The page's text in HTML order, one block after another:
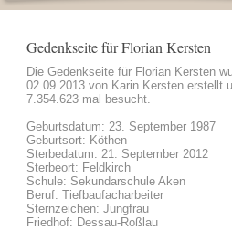
Gedenkseite für Florian Kersten
Die Gedenkseite für Florian Kersten
02.09.2013 von Karin Kersten erstellt
7.354.623 mal besucht.
Geburtsdatum: 23. September 1987
Geburtsort: Köthen
Sterbedatum: 21. September 2012
Sterbeort: Feldkirch
Schule: Sekundarschule Aken
Beruf: Tiefbaufacharbeiter
Sternzeichen: Jungfrau
Friedhof: Dessau-Roßlau